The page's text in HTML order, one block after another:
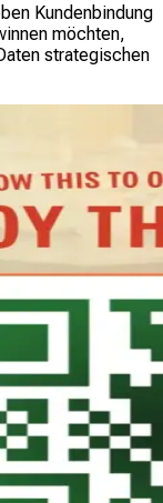
Kundenbindung
möchten,
strategischen